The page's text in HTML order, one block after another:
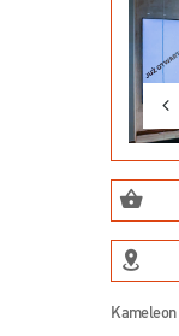
Kameleon